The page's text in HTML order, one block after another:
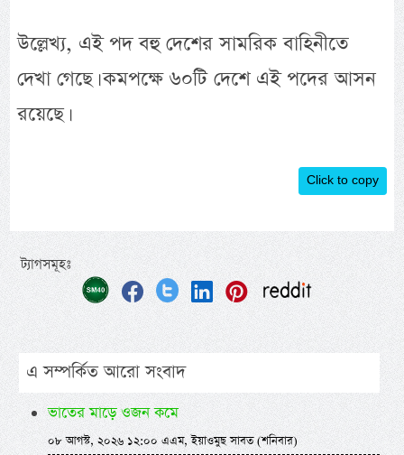
উল্লেখ্য, এই পদ বহু দেশের সামরিক বাহিনীতে
দেখা গেছে। কমপক্ষে ৬০টি দেশে এই পদের আসন
রয়েছে।
Click to copy
ট্যাগসমূহঃ
এ সম্পর্কিত আরো সংবাদ
ভাতের মাড়ে ওজন কমে
০৮ আগস্ট, ২০২৬ ১২:০০ এএম, ইয়াওমুছ সাবত (শনিবার)